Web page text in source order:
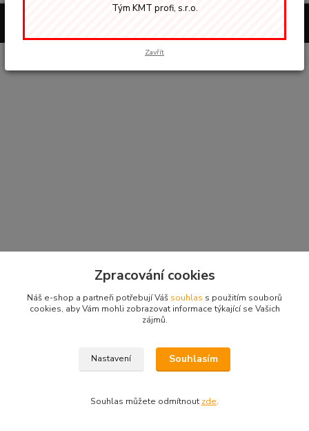
Tým KMT profi, s.r.o.
Zavřít
Zpracování cookies
Náš e-shop a partneři potřebují Váš souhlas s použitím souborů
cookies, aby Vám mohli zobrazovat informace týkající se Vašich
zájmů.
Nastavení Souhlasím
Souhlas můžete odmítnout zde.